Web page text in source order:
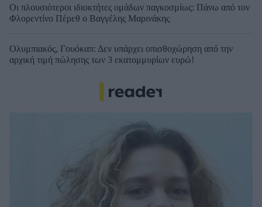
Οι πλουσιότεροι ιδιοκτήτες ομάδων παγκοσμίως: Πάνω από τον
Φλορεντίνο Πέρεθ ο Βαγγέλης Μαρινάκης
Ολυμπιακός, Γουόκαπ: Δεν υπάρχει οπισθοχώρηση από την
αρχική τιμή πώλησης των 3 εκατομμυρίων ευρώ!